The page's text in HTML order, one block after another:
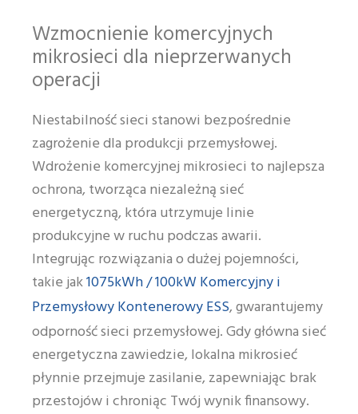
Wzmocnienie komercyjnych
mikrosieci dla nieprzerwanych
operacji
Niestabilność sieci stanowi bezpośrednie
zagrożenie dla produkcji przemysłowej.
Wdrożenie komercyjnej mikrosieci to najlepsza
ochrona, tworząca niezależną sieć
energetyczną, która utrzymuje linie
produkcyjne w ruchu podczas awarii.
Integrując rozwiązania o dużej pojemności,
takie jak1075kWh / 100kW Komercyjny i
Przemysłowy Kontenerowy ESS, gwarantujemy
odporność sieci przemysłowej. Gdy główna sieć
energetyczna zawiedzie, lokalna mikrosieć
płynnie przejmuje zasilanie, zapewniając brak
przestojów i chroniąc Twój wynik finansowy.